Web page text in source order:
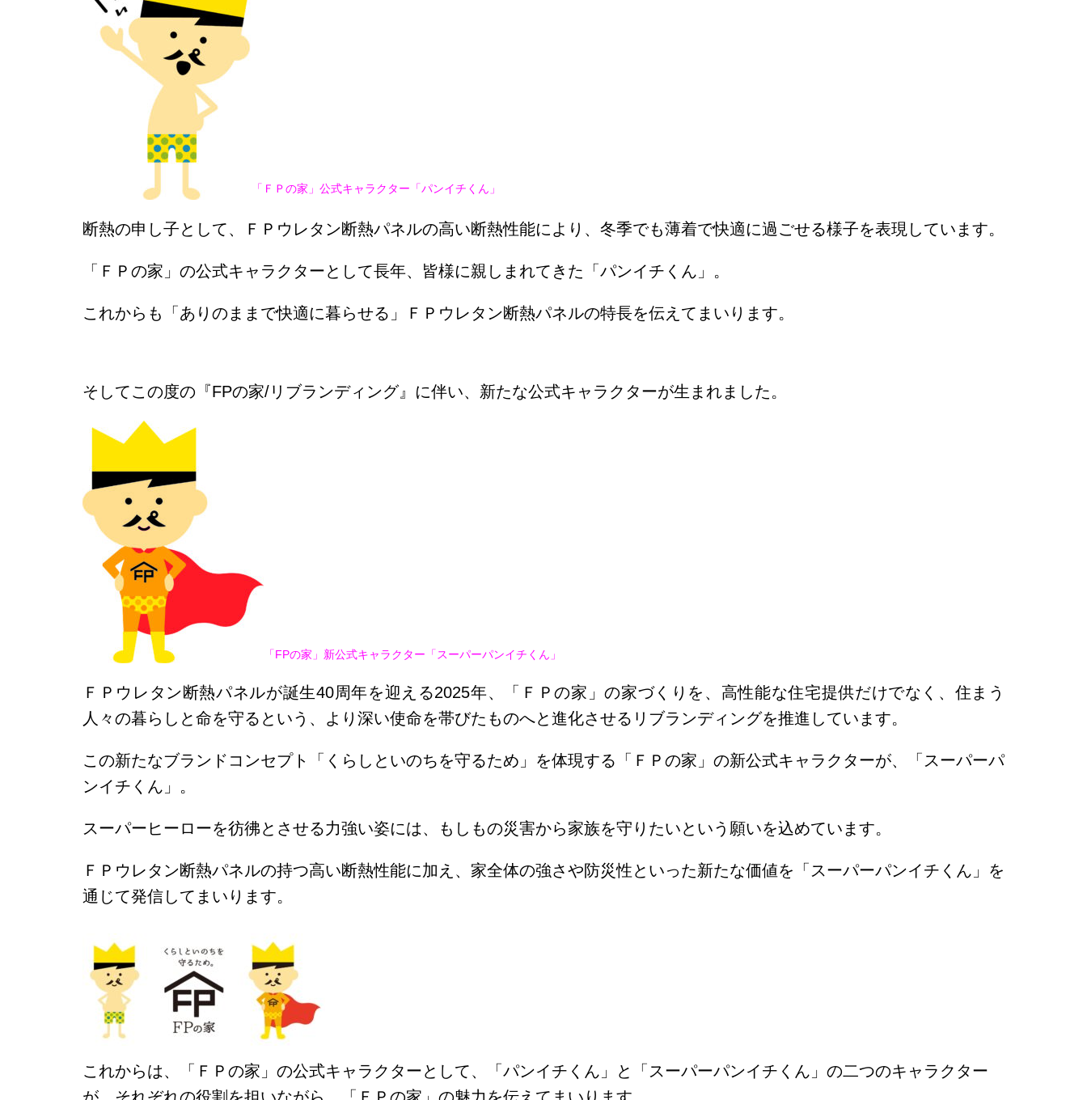
「ＦＰの家」公式キャラクター「パンイチくん」
断熱の申し子として、ＦＰウレタン断熱パネルの高い断熱性能により、冬季でも薄着で快適に過ごせる様子を表現しています。
「ＦＰの家」の公式キャラクターとして長年、皆様に親しまれてきた「パンイチくん」。
これからも「ありのままで快適に暮らせる」ＦＰウレタン断熱パネルの特長を伝えてまいります。
そしてこの度の『FPの家/リブランディング』に伴い、新たな公式キャラクターが生まれました。
「FPの家」新公式キャラクター「スーパーパンイチくん」
ＦＰウレタン断熱パネルが誕生40周年を迎える2025年、「ＦＰの家」の家づくりを、高性能な住宅提供だけでなく、住まう
人々の暮らしと命を守るという、より深い使命を帯びたものへと進化させるリブランディングを推進しています。
この新たなブランドコンセプト「くらしといのちを守るため」を体現する「ＦＰの家」の新公式キャラクターが、「スーパーパ
ンイチくん」。
スーパーヒーローを彷彿とさせる力強い姿には、もしもの災害から家族を守りたいという願いを込めています。
ＦＰウレタン断熱パネルの持つ高い断熱性能に加え、家全体の強さや防災性といった新たな価値を「スーパーパンイチくん」を
通じて発信してまいります。
これからは、「ＦＰの家」の公式キャラクターとして、「パンイチくん」と「スーパーパンイチくん」の二つのキャラクター